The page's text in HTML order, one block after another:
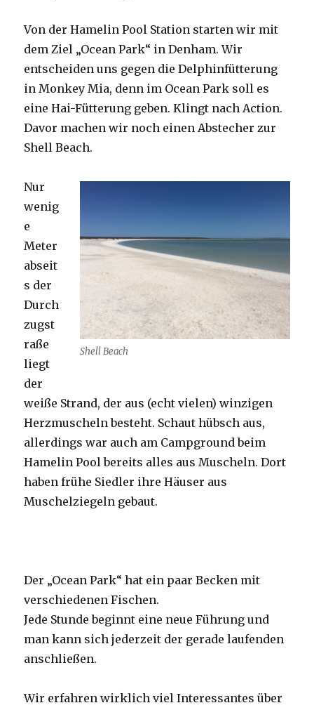
Von der Hamelin Pool Station starten wir mit
dem Ziel „Ocean Park“ in Denham. Wir
entscheiden uns gegen die Delphinfütterung
in Monkey Mia, denn im Ocean Park soll es
eine Hai-Fütterung geben. Klingt nach Action.
Davor machen wir noch einen Abstecher zur
Shell Beach.
Shell Beach
Nur
wenig
e
Meter
abseit
s der
Durch
zugst
raße
liegt
der
weiße Strand, der aus (echt vielen) winzigen
Herzmuscheln besteht. Schaut hübsch aus,
allerdings war auch am Campground beim
Hamelin Pool bereits alles aus Muscheln. Dort
haben frühe Siedler ihre Häuser aus
Muschelziegeln gebaut.
Der „Ocean Park“ hat ein paar Becken mit
verschiedenen Fischen.
Jede Stunde beginnt eine neue Führung und
man kann sich jederzeit der gerade laufenden
anschließen.
Wir erfahren wirklich viel Interessantes über